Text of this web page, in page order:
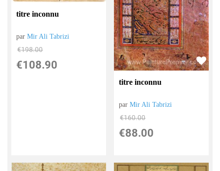
titre inconnu
parMir Ali Tabrizi
€198.00
€108.90
titre inconnu
parMir Ali Tabrizi
€160.00
€88.00